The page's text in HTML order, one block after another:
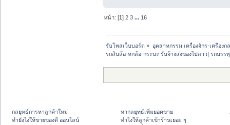
หน้า: [1]2 3 ... 16
รับโพสเว็บบอร์ด » อุตสาหกรรม เครื่องจักร-เครื่อง
รถสิบล้อ-หกล้อ-กระบะ รับจ้างส่งของไปลาว| รถบรร
กลยุทธ์การหาลูกค้าใหม่
ทํายังไงให้ขายของดี ออนไลน์
หากลยุทธ์เพิ่มยอดขาย
ทําไงให้ลูกค้าเข้าร้านเยอะ ๆ